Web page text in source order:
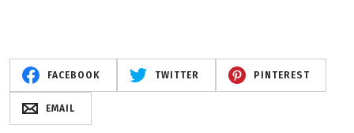
FACEBOOK TWITTER PINTEREST
EMAIL